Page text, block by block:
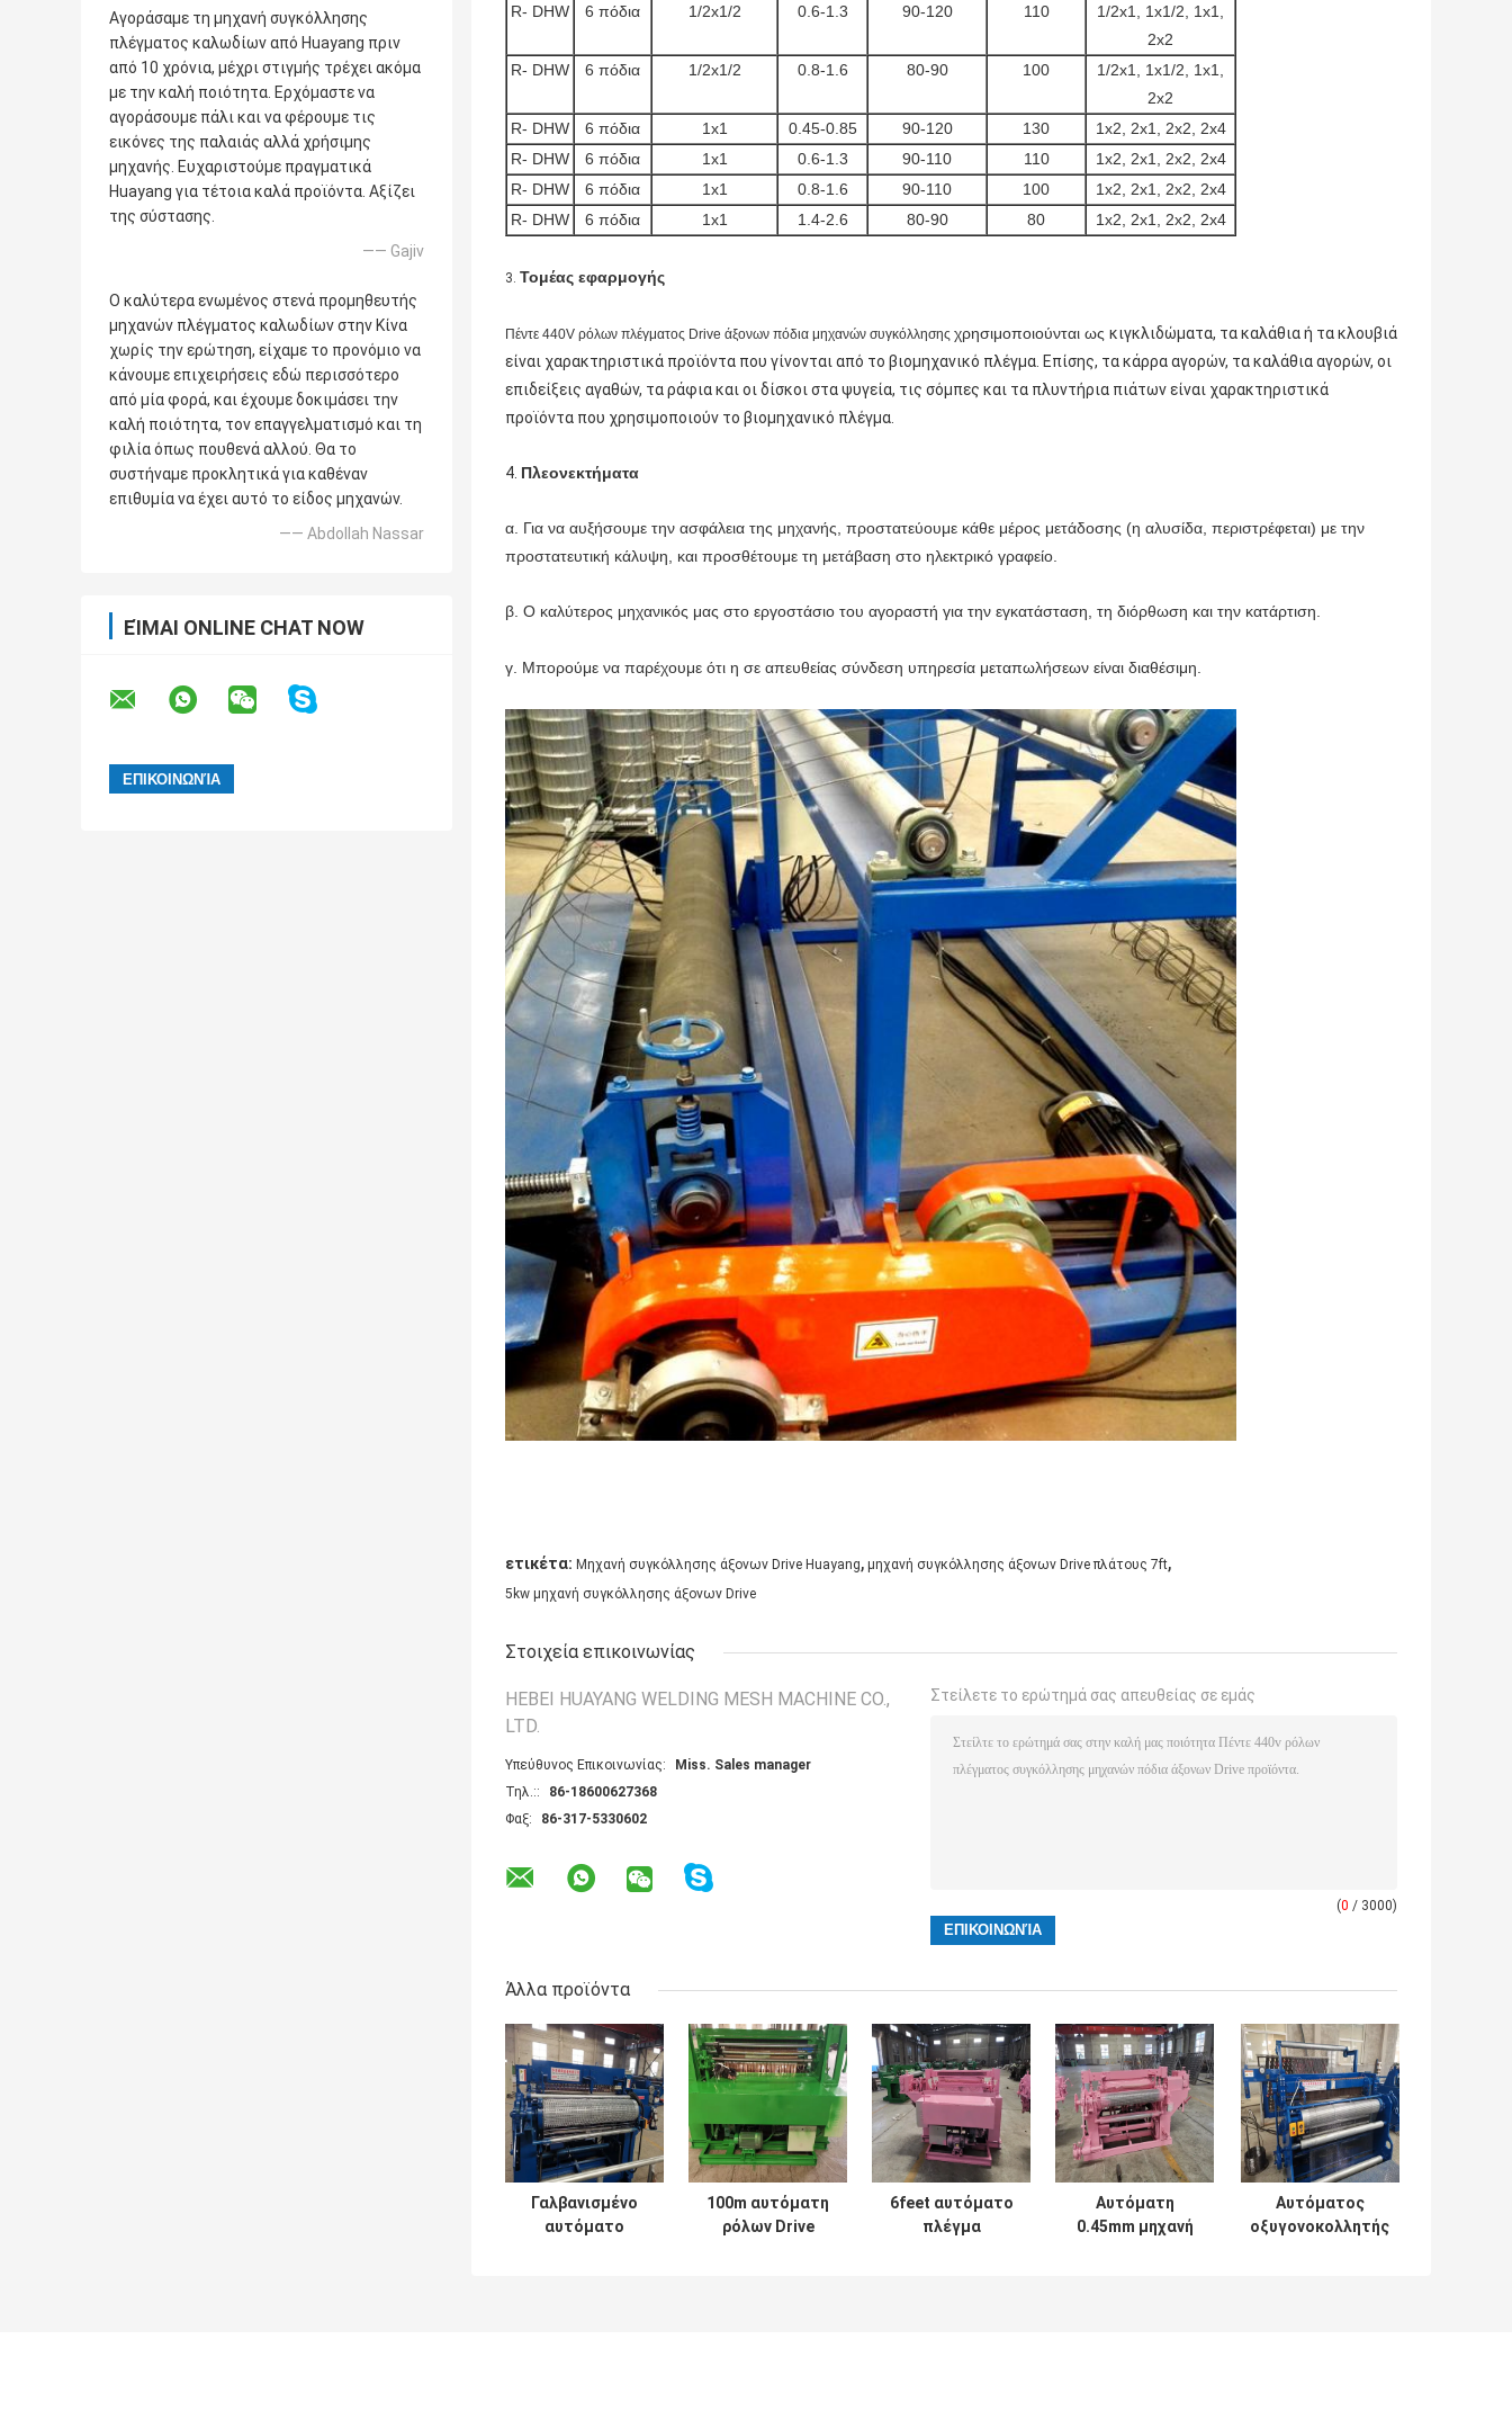
Αγοράσαμε τη μηχανή συγκόλλησης
πλέγματος καλωδίων από Huayang πριν
από 10 χρόνια, μέχρι στιγμής τρέχει ακόμα
με την καλή ποιότητα. Ερχόμαστε να
αγοράσουμε πάλι και να φέρουμε τις
εικόνες της παλαιάς αλλά χρήσιμης
μηχανής. Ευχαριστούμε πραγματικά
Huayang για τέτοια καλά προϊόντα. Αξίζει
της σύστασης.
—— Gajiv
Ο καλύτερα ενωμένος στενά προμηθευτής
μηχανών πλέγματος καλωδίων στην Κίνα
χωρίς την ερώτηση, είχαμε το προνόμιο να
κάνουμε επιχειρήσεις εδώ περισσότερο
από μία φορά, και έχουμε δοκιμάσει την
καλή ποιότητα, τον επαγγελματισμό και τη
φιλία όπως πουθενά αλλού. Θα το
συστήναμε προκλητικά για καθέναν
επιθυμία να έχει αυτό το είδος μηχανών.
—— Abdollah Nassar
ΕΊΜΑΙ ONLINE CHAT NOW
R- DHW
6 πόδια 1/2x1/2 0.6-1.3 90-120 110
1/2x1, 1x1/2, 1x1,
2x2
R- DHW
6 πόδια 1/2x1/2 0.8-1.6 80-90 100
1/2x1, 1x1/2, 1x1,
2x2
R- DHW
6 πόδια 1x1 0.45-0.85 90-120 130
1x2, 2x1, 2x2, 2x4
R- DHW
6 πόδια 1x1 0.6-1.3 90-110 110
1x2, 2x1, 2x2, 2x4
R- DHW
6 πόδια 1x1 0.8-1.6 90-110 100
1x2, 2x1, 2x2, 2x4
R- DHW
6 πόδια 1x1 1.4-2.6 80-90 80 1x2, 2x1, 2x2, 2x4
3. Τομέας εφαρμογής
Πέντε 440V ρόλων πλέγματος Drive άξονων πόδια μηχανών συγκόλλησης χρησιμοποιούνται ως κιγκλιδώματα, τα καλάθια ή τα κλουβιά
είναι χαρακτηριστικά προϊόντα που γίνονται από το βιομηχανικό πλέγμα. Επίσης, τα κάρρα αγορών, τα καλάθια αγορών, οι
επιδείξεις αγαθών, τα ράφια και οι δίσκοι στα ψυγεία, τις σόμπες και τα πλυντήρια πιάτων είναι χαρακτηριστικά
προϊόντα που χρησιμοποιούν το βιομηχανικό πλέγμα.
4. Πλεονεκτήματα
α. Για να αυξήσουμε την ασφάλεια της μηχανής, προστατεύουμε κάθε μέρος μετάδοσης (η αλυσίδα, περιστρέφεται) με την
προστατευτική κάλυψη, και προσθέτουμε τη μετάβαση στο ηλεκτρικό γραφείο.
β. Ο καλύτερος μηχανικός μας στο εργοστάσιο του αγοραστή για την εγκατάσταση, τη διόρθωση και την κατάρτιση.
γ. Μπορούμε να παρέχουμε ότι η σε απευθείας σύνδεση υπηρεσία μεταπωλήσεων είναι διαθέσιμη.
ετικέτα: Μηχανή συγκόλλησης άξονων Drive Huayang, μηχανή συγκόλλησης άξονων Drive πλάτους 7ft,
5kw μηχανή συγκόλλησης άξονων Drive
Στοιχεία επικοινωνίας
HEBEI HUAYANG WELDING MESH MACHINE CO.,
LTD.
Υπεύθυνος Επικοινωνίας:
Miss. Sales manager
Τηλ.::
86-18600627368
Φαξ:
86-317-5330602
Στείλετε το ερώτημά σας απευθείας σε εμάς
(0 / 3000)
Άλλα προϊόντα
Γαλβανισμένο
αυτόματο
100m αυτόματη
ρόλων Drive
6feet αυτόματο
πλέγμα
Αυτόματη
0.45mm μηχανή
Αυτόματος
οξυγονοκολλητής